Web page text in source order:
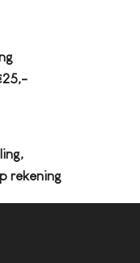
rekening